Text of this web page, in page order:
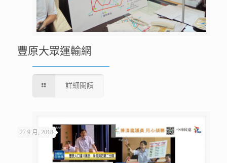
豐原大眾運輸網
詳細閱讀
27 9 月, 2018